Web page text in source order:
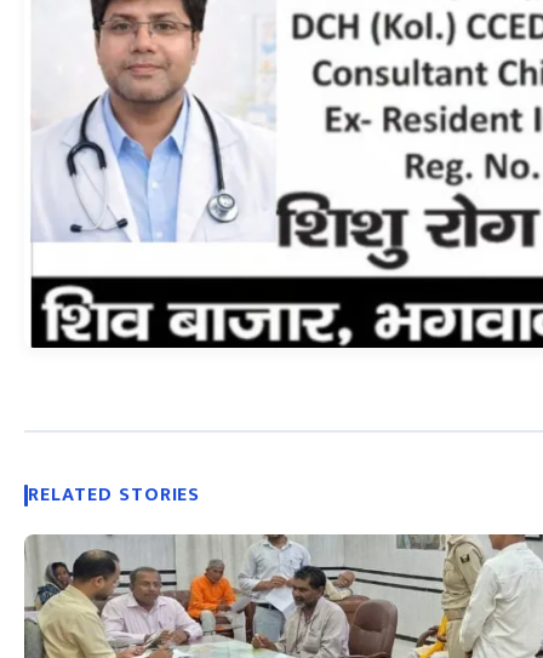
RELATED STORIES